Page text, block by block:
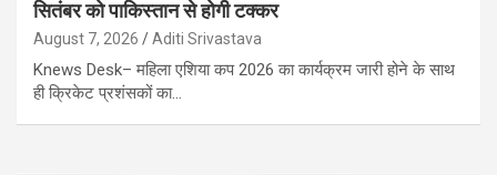
सितंबर को पाकिस्तान से होगी टक्कर
August 7, 2026 Aditi Srivastava
Knews Desk– महिला एशिया कप 2026 का कार्यक्रम जारी होने के साथ
ही क्रिकेट प्रशंसकों का…